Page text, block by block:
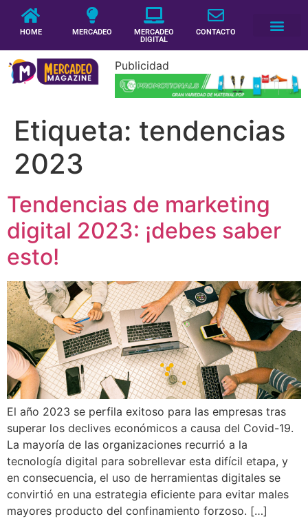
HOME MERCADEO
MERCADEO
DIGITAL
CONTACTO
Publicidad
Etiqueta: tendencias
2023
Tendencias de marketing
digital 2023: ¡debes saber
esto!
El año 2023 se perfila exitoso para las empresas tras
superar los declives económicos a causa del Covid-19.
La mayoría de las organizaciones recurrió a la
tecnología digital para sobrellevar esta difícil etapa, y
en consecuencia, el uso de herramientas digitales se
convirtió en una estrategia eficiente para evitar males
mayores producto del confinamiento forzoso. […]